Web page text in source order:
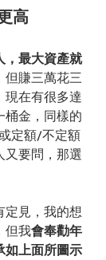
高
，最大資產就
但賺三萬花三
現在有很多達
桶金，同樣的
定額/不定額
又要問，那選
定見，我的想
但我會奉勸年
如上面所圖示